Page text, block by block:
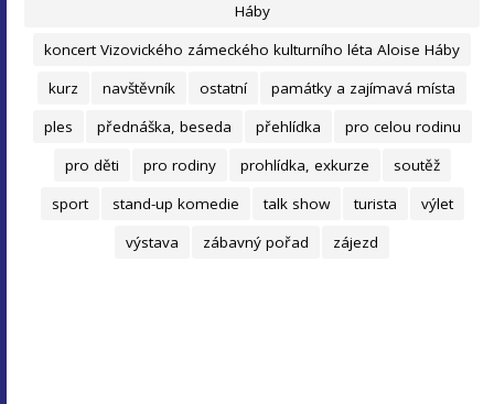
Háby
koncert Vizovického zámeckého kulturního léta Aloise Háby
kurz
navštěvník ostatní
památky a zajímavá místa
ples
přednáška, beseda přehlídka
pro celou rodinu
pro děti
pro rodiny prohlídka, exkurze
soutěž
sport
stand-up komedie talk show turista
výlet
výstava
zábavný pořad zájezd